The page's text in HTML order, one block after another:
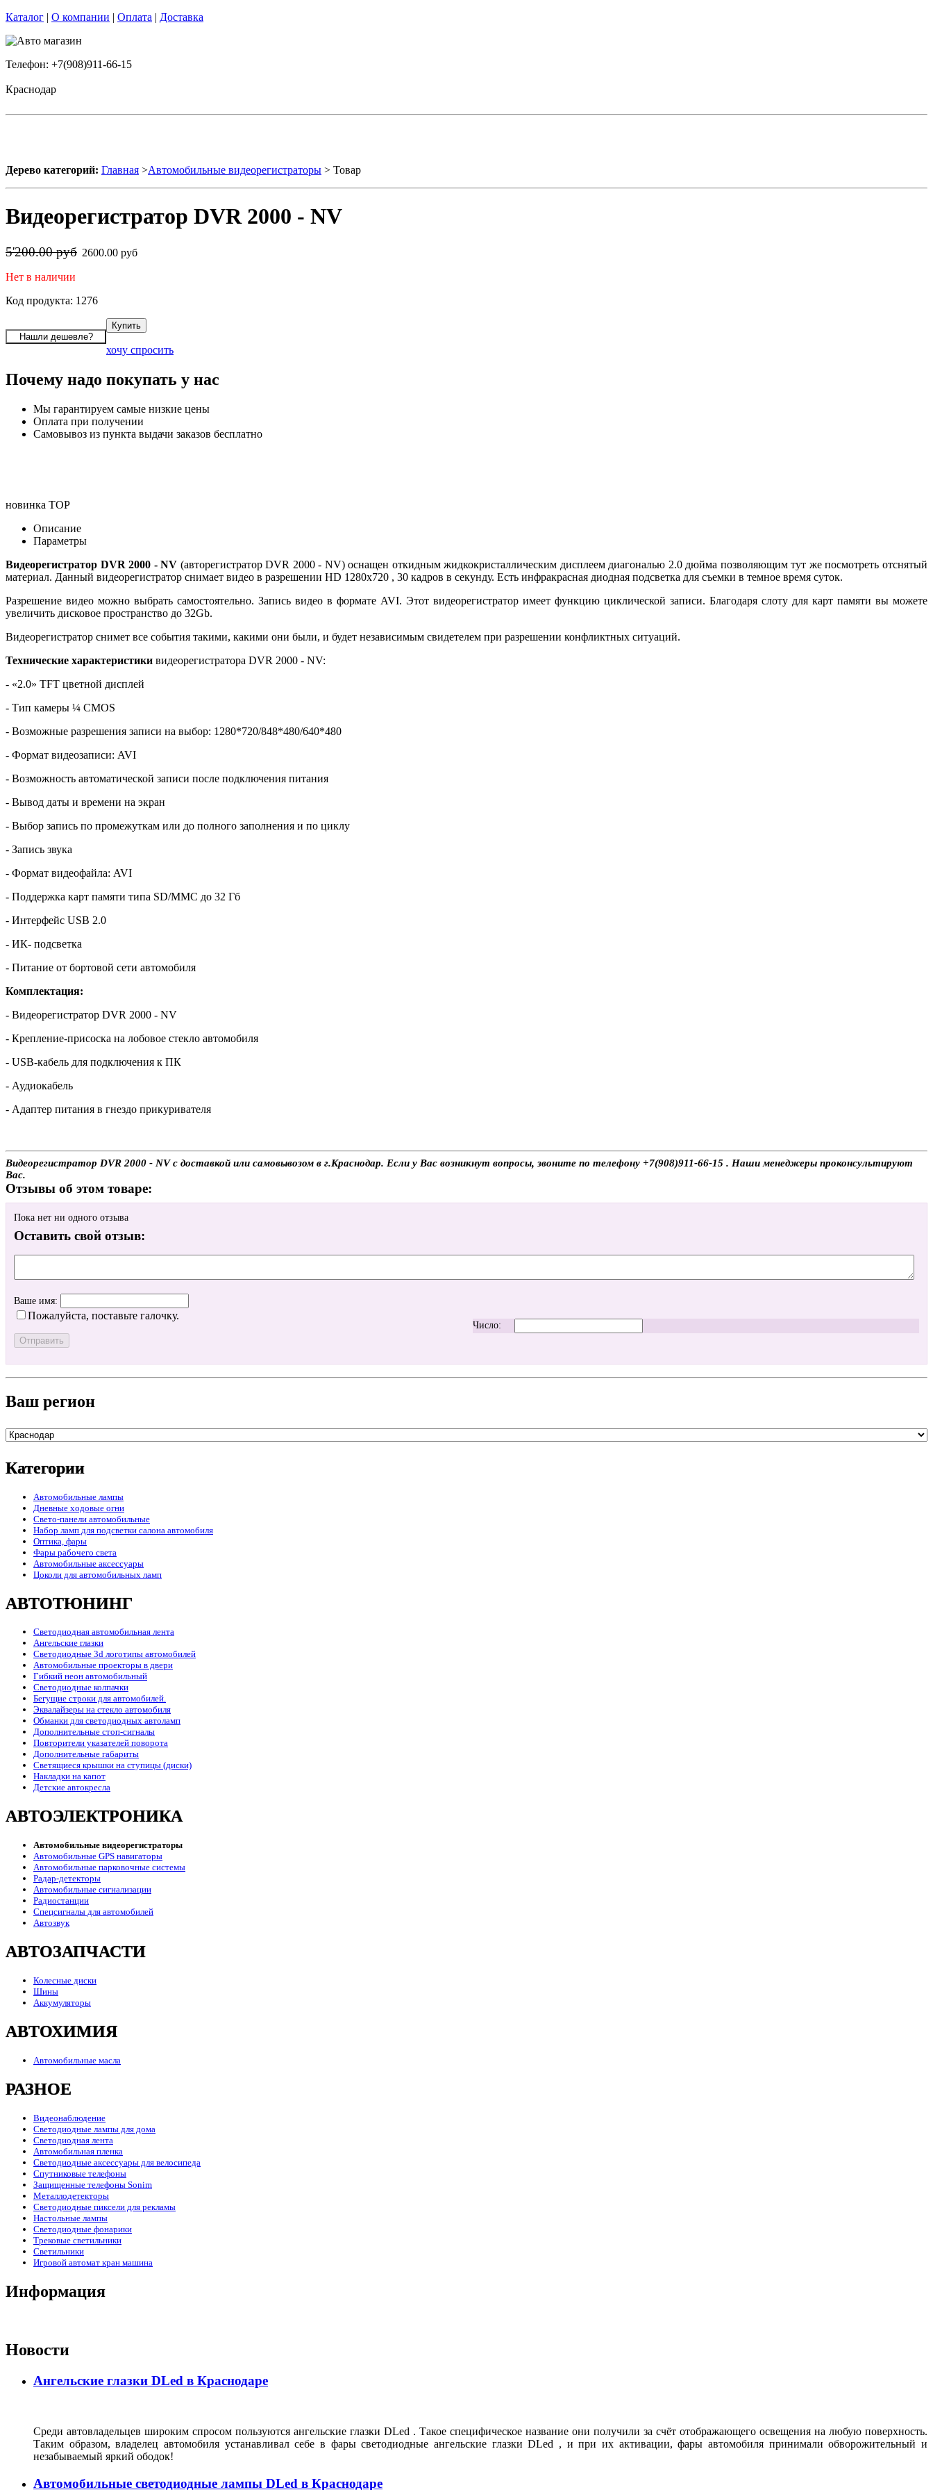
Каталог | О компании | Оплата | Доставка
Телефон: +7(908)911-66-15
Краснодар
Дерево категорий: Главная >Автомобильные видеорегистраторы > Товар
Видеорегистратор DVR 2000 - NV
5'200.00 руб 2600.00 руб
Нет в наличии
Код продукта: 1276
хочу спросить
Почему надо покупать у нас
Мы гарантируем самые низкие цены
Оплата при получении
Самовывоз из пункта выдачи заказов бесплатно
новинка TOP
Описание
Параметры
Видеорегистратор DVR 2000 - NV (авторегистратор DVR 2000 - NV) оснащен откидным жидкокристаллическим дисплеем диагональю 2.0 дюйма позволяющим тут же посмотреть отснятый
материал. Данный видеорегистратор снимает видео в разрешении HD 1280x720 , 30 кадров в секунду. Есть инфракрасная диодная подсветка для съемки в темное время суток.
Разрешение видео можно выбрать самостоятельно. Запись видео в формате AVI. Этот видеорегистратор имеет функцию циклической записи. Благодаря слоту для карт памяти вы можете
увеличить дисковое пространство до 32Gb.
Видеорегистратор снимет все события такими, какими они были, и будет независимым свидетелем при разрешении конфликтных ситуаций.
Технические характеристики видеорегистратора DVR 2000 - NV:
- «2.0» TFT цветной дисплей
- Тип камеры ¼ CMOS
- Возможные разрешения записи на выбор: 1280*720/848*480/640*480
- Формат видеозаписи: AVI
- Возможность автоматической записи после подключения питания
- Вывод даты и времени на экран
- Выбор запись по промежуткам или до полного заполнения и по циклу
- Запись звука
- Формат видеофайла: AVI
- Поддержка карт памяти типа SD/MMC до 32 Гб
- Интерфейс USB 2.0
- ИК- подсветка
- Питание от бортовой сети автомобиля
Комплектация:
- Видеорегистратор DVR 2000 - NV
- Крепление-присоска на лобовое стекло автомобиля
- USB-кабель для подключения к ПК
- Аудиокабель
- Адаптер питания в гнездо прикуривателя
Видеорегистратор DVR 2000 - NV с доставкой или самовывозом в г.Краснодар. Если у Вас возникнут вопросы, звоните по телефону +7(908)911-66-15 . Наши менеджеры проконсультируют
Вас.
Отзывы об этом товаре:
Пока нет ни одного отзыва
Оставить свой отзыв:
Ваше имя:
Пожалуйста, поставьте галочку.
Число:
Ваш регион
Категории
Автомобильные лампы
Дневные ходовые огни
Свето-панели автомобильные
Набор ламп для подсветки салона автомобиля
Оптика, фары
Фары рабочего света
Автомобильные аксессуары
Цоколи для автомобильных ламп
АВТОТЮНИНГ
Светодиодная автомобильная лента
Ангельские глазки
Светодиодные 3d логотипы автомобилей
Автомобильные проекторы в двери
Гибкий неон автомобильный
Светодиодные колпачки
Бегущие строки для автомобилей.
Эквалайзеры на стекло автомобиля
Обманки для светодиодных автоламп
Дополнительные стоп-сигналы
Повторители указателей поворота
Дополнительные габариты
Светящиеся крышки на ступицы (диски)
Накладки на капот
Детские автокресла
АВТОЭЛЕКТРОНИКА
Автомобильные видеорегистраторы
Автомобильные GPS навигаторы
Автомобильные парковочные системы
Радар-детекторы
Автомобильные сигнализации
Радиостанции
Спецсигналы для автомобилей
Автозвук
АВТОЗАПЧАСТИ
Колесные диски
Шины
Аккумуляторы
АВТОХИМИЯ
Автомобильные масла
РАЗНОЕ
Видеонаблюдение
Светодиодные лампы для дома
Светодиодная лента
Автомобильная пленка
Светодиодные аксессуары для велосипеда
Спутниковые телефоны
Защищенные телефоны Sonim
Металлодетекторы
Светодиодные пиксели для рекламы
Настольные лампы
Светодиодные фонарики
Трековые светильники
Светильники
Игровой автомат кран машина
Информация
Новости
Ангельские глазки DLed в Краснодаре
Среди автовладельцев широким спросом пользуются ангельские глазки DLed . Такое специфическое название они получили за счёт отображающего освещения на любую поверхность.
Таким образом, владелец автомобиля устанавливал себе в фары светодиодные ангельские глазки DLed , и при их активации, фары автомобиля принимали обворожительный и
незабываемый яркий ободок!
Автомобильные светодиодные лампы DLed в Краснодаре